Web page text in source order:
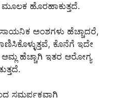
ಹೊರಹಾಕುತ್ತದೆ.
ಅಂಶಗಳು ಹೆಚ್ಚಾದರೆ,
ಕೊನೆಗೆ ಇದೇ
ಹೆಚ್ಚಾಗಿ ಇತರ ಆರೋಗ್ಯ
ಸಮರ್ಪಕವಾಗಿ